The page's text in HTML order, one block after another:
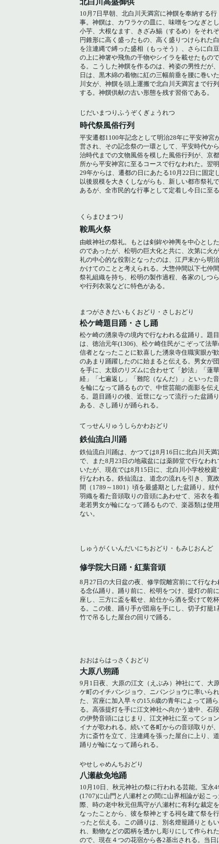
10月7日早朝、北白川天満宮に神饌を奉納する行
事。神饌は、カワラケの皿に、味噌をつなぎと
小芋、大根なます、きざみ鯣（するめ）をそれ
円錐形に高く盛ったもの、高く盛りつけられた
を注連縄で縛った盛相（もっそう）、さらに白
の上に神箸や飛魚の干物やシイラを載せたもの
る。こうした神饌を作るのは、袴姿の男性だが
日は、黒木綿の着物に紅の三幅前垂を腰に巻い
川女が、神饌を頭上運搬で北白川天満宮まで行
する。神饌供献の古い形態を残す習俗である。
じだいまつりふうぞくぎょうれつ
時代祭風俗行列
平安遷都1100年記念として明治28年に平安神宮
営され、その記念祭の一環として、平安時代か
治時代までの文物風俗を模した風俗行列が、京
所から平安神宮に至るコースで行なわれた。翌
29年からは、遷都の日にあたる10月22日に固定
以後規模を大きくしながらも、新しい都市祭礼
あるが、全市民的な行事として定着し今日に至
くらまひまつり
鞍馬火祭
由岐神社の祭礼。もとは剣鉾や神輿を中心とし
のであったが、松明の巨大化と共に、次第に火
礼の中心的な役割となったのは、江戸末から明
かけてのことと考えられる。大惣仲間以下七仲
祭礼組織を持ち、松明の製作過程、各家のしつ
や行列衣装などに特色がある。
まつがさきだいもくおどり・さしおどり
松ケ崎題目踊・さし踊
松ケ崎の湧泉寺の境内で行なわれる盆踊り。題
は、徳治元年(1306)、松ケ崎住民がこぞって法
信者となったことに歓喜した湧泉寺住職実眼が
のあまり踊躍したのに始まると伝える。男女が
を手に、太鼓のリズムに合わせて「妙法」「蓮華
経」「七遍返し」「難陀（なんだ）」といった
を輪になって踊るもので、中世芸能の面影を伝え
る。題目踊りの後、近世になって流行った盆踊
ある、さし踊りが踊られる。
てっせんりゅうしらかわおどり
鉄仙流白川踊
鉄仙流白川踊は、かつては8月16日に北白川天満
で、また8月23日の地蔵盆には薬師堂で行なわれ
いたが、現在では8月15日に、北白川小学校校庭
行なわれる。鉄仙流は、道念の流れを引き、寛
間（1789～1801）頃を最盛期とした盆踊り。紋
羽織を着た音頭取りの音頭にあわせて、浴衣を
老若男女が輪になって踊るもので、楽器類は使
ない。
しゅうがくいんだいにちおどり・もみじおんど
修学院大日踊・紅葉音頭
8月27日の大日盆の夜、修学院離宮前にて行なわ
る念仏踊り。踊り前に、松明をつけ、提灯の前
座し、三方に盃を載せ、給仕から酒を受けて乾
る。この後、踊り手が団扇を手にし、切子灯籠1
竹で吊るした屋台の回りで踊る。
おおはらはっさくおどり
大原八朔踊
9月1日夜、大原の江文（えぶみ）神社にて、大
ケ町のイチバンジョウ、ニバンジョウに率いられ
た、宮座に加入早々の15,6歳の青年によって踊
る。高張提灯を手に江文神社へ向かう途中、石
の伊勢音頭にはじまり、江文神社に至ってショ
イナが歌われる。続いて各町からの音頭取りが
方に斎竹を立て、注連縄を張った屋台に上り、
踊りが輪になって踊られる。
やせしゃめんちおどり
八瀬赦免地踊
10月10日、秋元神社の祭に行われる芸能。宝永4
(1707)に山門と八瀬村との間に山界相論が起こ
際、時の老中秋元但馬守が八瀬村に有利な裁定
なったことから、彼を祭神とする祠を建て祭を
ったと伝える。この踊りは、別名燈籠踊りとも
れ、動物などの図柄を透かし彫りにして作られ
ので、現在４つの花宿から各2基出される。当日